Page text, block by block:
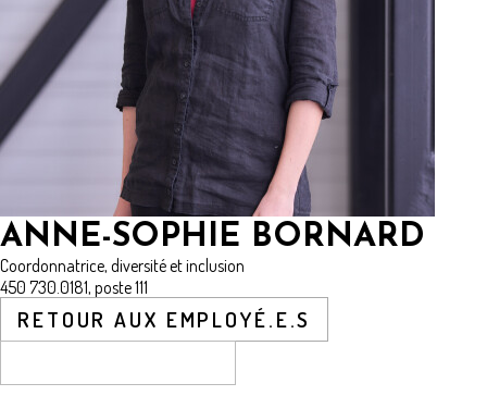
ANNE-SOPHIE BORNARD
Coordonnatrice, diversité et inclusion
450 730.0181, poste 111
RETOUR AUX EMPLOYÉ.E.S